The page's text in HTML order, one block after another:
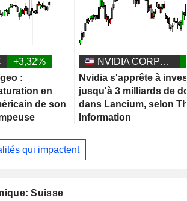
+3,32%
:
en
de son
NVIDIA CORPORATION
Nvidia s'apprête à
jusqu'à 3 milliards de
dans Lancium, selon
Information
qui impactent
Suisse